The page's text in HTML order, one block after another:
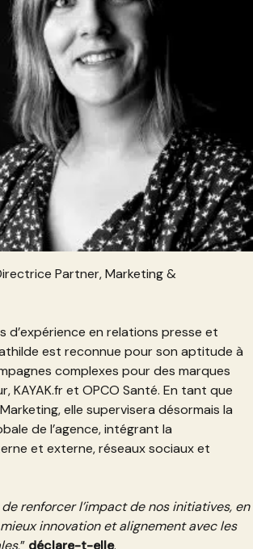
Partner, Marketing &
d’expérience en relations presse et
est reconnue pour son aptitude à
complexes pour des marques
KAYAK.fr et OPCO Santé. En tant que
elle supervisera désormais la
de l’agence, intégrant la
et externe, réseaux sociaux et
renforcer l’impact de nos initiatives, en
innovation et alignement avec les
,” déclare-t-elle.